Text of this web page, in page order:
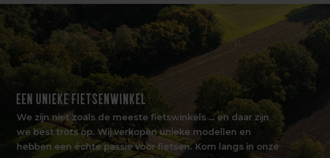
EEN UNIEKE FIETSENWINKEL
We zijn niet zoals de meeste fietswinkels … en daar zijn
we best trots op. Wij verkopen unieke modellen en
hebben een échte passie voor fietsen. Kom langs in onze